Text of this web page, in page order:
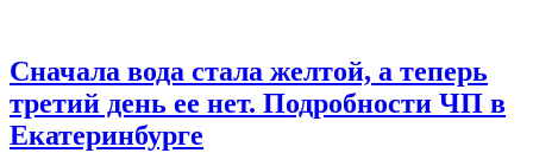
Сначала вода стала желтой, а теперь
третий день ее нет. Подробности ЧП в
Екатеринбурге